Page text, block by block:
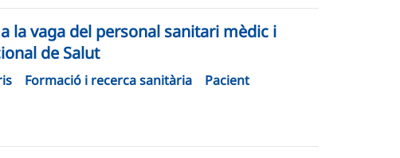
la vaga del personal sanitari mèdic i
de Salut
Formació i recerca sanitària
Pacient